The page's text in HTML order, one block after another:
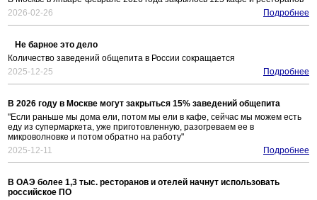
2026-02-26
Подробнее
Не барное это дело
Количество заведений общепита в России сокращается
2025-12-25
Подробнее
В 2026 году в Москве могут закрыться 15% заведений общепита
"Если раньше мы дома ели, потом мы ели в кафе, сейчас мы можем есть
еду из супермаркета, уже приготовленную, разогреваем ее в
микроволновке и потом обратно на работу"
2025-12-11
Подробнее
В ОАЭ более 1,3 тыс. ресторанов и отелей начнут использовать
российское ПО